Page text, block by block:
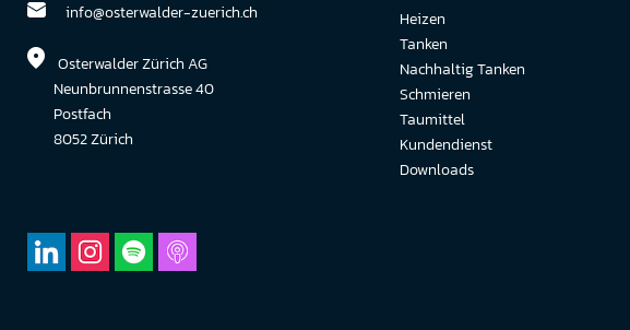
info@osterwalder-zuerich.ch
Osterwalder Zürich AG
Neunbrunnenstrasse 40
Postfach
8052 Zürich
Heizen
Tanken
Nachhaltig Tanken
Schmieren
Taumittel
Kundendienst
Downloads